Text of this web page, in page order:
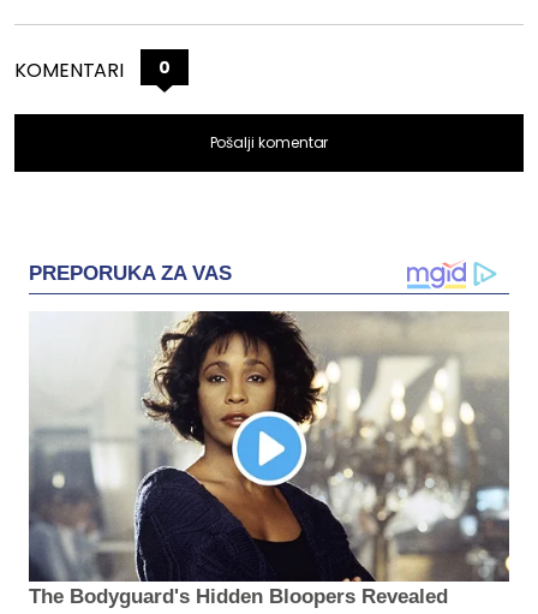
KOMENTARI 0
Pošalji komentar
PREPORUKA ZA VAS
The Bodyguard's Hidden Bloopers Revealed